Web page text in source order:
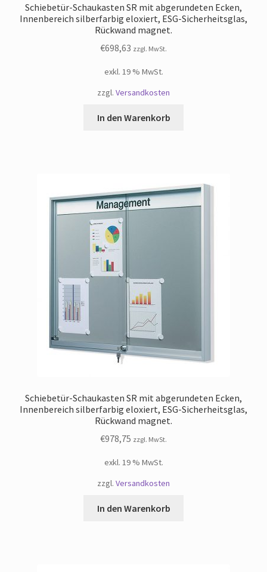
Schiebetür-Schaukasten SR mit abgerundeten Ecken,
Innenbereich silberfarbig eloxiert, ESG-Sicherheitsglas,
Rückwand magnet.
€698,63 zzgl. MwSt.
exkl. 19 % MwSt.
zzgl. Versandkosten
In den Warenkorb
Schiebetür-Schaukasten SR mit abgerundeten Ecken,
Innenbereich silberfarbig eloxiert, ESG-Sicherheitsglas,
Rückwand magnet.
€978,75 zzgl. MwSt.
exkl. 19 % MwSt.
zzgl. Versandkosten
In den Warenkorb